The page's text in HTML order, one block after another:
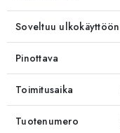
Soveltuu ulkokäyttöön
Pinottava
Toimitusaika
Tuotenumero